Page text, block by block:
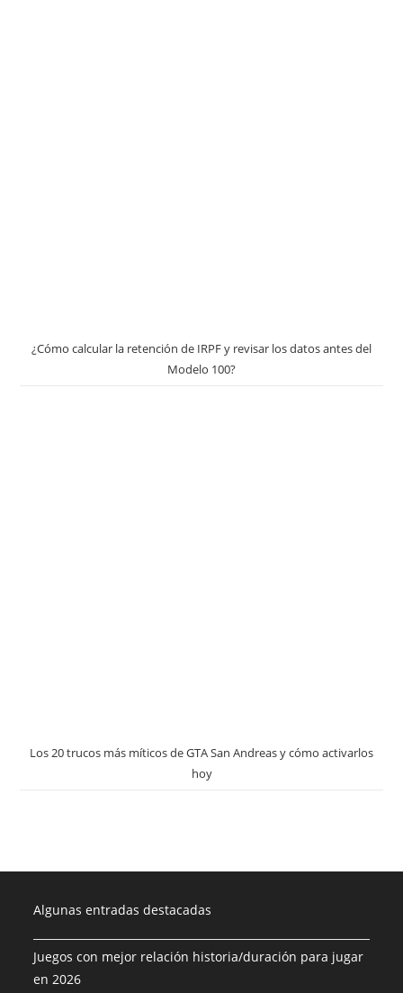
¿Cómo calcular la retención de IRPF y revisar los datos antes del
Modelo 100?
Los 20 trucos más míticos de GTA San Andreas y cómo activarlos
hoy
Algunas entradas destacadas
Juegos con mejor relación historia/duración para jugar
en 2026